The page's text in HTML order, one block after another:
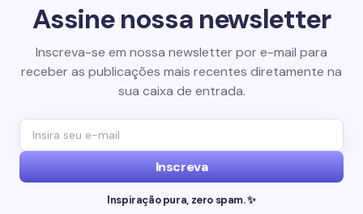
Assine nossa newsletter
Inscreva-se em nossa newsletter por e-mail para
receber as publicações mais recentes diretamente na
sua caixa de entrada.
Inscreva
Inspiração pura, zero spam. ✨